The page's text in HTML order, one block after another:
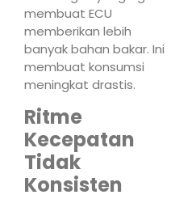
membuat ECU
memberikan lebih
banyak bahan bakar. Ini
membuat konsumsi
meningkat drastis.
Ritme
Kecepatan
Tidak
Konsisten